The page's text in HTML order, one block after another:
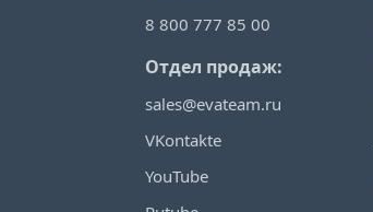
8 800 777 85 00
Отдел продаж:
sales@evateam.ru
VKontakte
YouTube